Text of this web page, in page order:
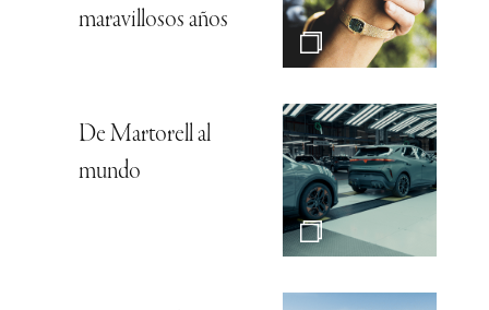
maravillosos años
De Martorell al
mundo